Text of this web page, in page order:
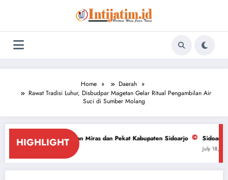
Home
Daerah
Rawat Tradisi Luhur, Disbudpar Magetan Gelar Ritual Pengambilan Air
Suci di Sumber Molang
HIGHLIGHT
Miras dan Pekat Kabupaten Sidoarjo Sidoarjo Darurat Miras dan